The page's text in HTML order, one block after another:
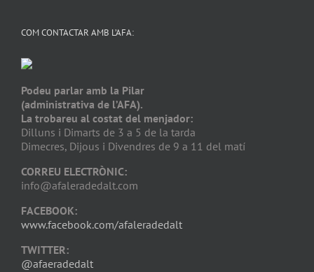
COM CONTACTAR AMB L’AFA:
Podeu parlar amb la Pilar
(administrativa de l’AFA).
La trobareu al costat del menjador:
Dilluns i Dimarts de 3 a 5 de la tarda
Dimecres, Dijous i Divendres de 9 a 11 del matí
CORREU ELECTRÒNIC:
info@afaleradedalt.com
FACEBOOK:
www.facebook.com/afaleradedalt
TWITTER:
@afaeradedalt